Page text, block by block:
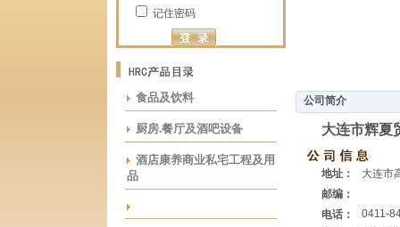
记住密码
食品及饮料
厨房.餐厅及酒吧设备
酒店康养商业私宅工程及用
品
公司简介
大连市辉夏
地址：
大连市
邮编：
电话：
0411-